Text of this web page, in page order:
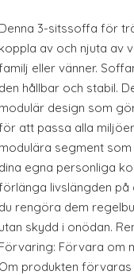
Denna 3-sitssoffa för
koppla av och njuta av
eller vänner.
den hållbar och stabil.
modulär design som
att passa alla
modulära segment
dina egna personliga
livslängden
du rengöra dem
utan skydd i onödan.
Förvaring: Förvara om
Om produkten